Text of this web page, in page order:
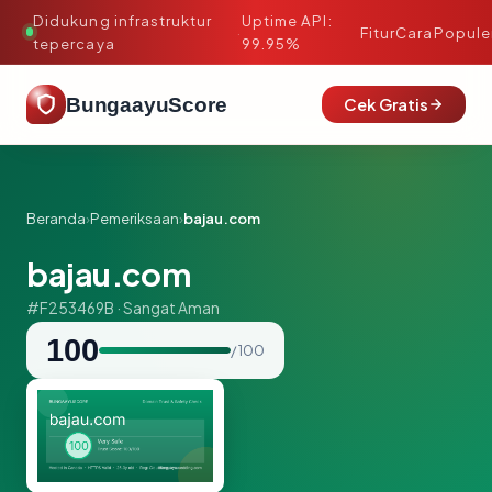
Didukung infrastruktur
tepercaya
·
Uptime API:
99.95%
FiturCara
BungaayuScore Cek Gratis
Beranda›Pemeriksaan›bajau.com
bajau.com
#F253469B · Sangat Aman
100 / 100